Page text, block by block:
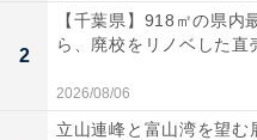
洗顔は大切です。ただし
たり、誤った洗顔をする
ってしまう原因にもなり
にし、洗顔料をしっかり
2
【千葉県】918㎡の県内
ら、廃校をリノベした直
2026/08/06
立山連峰と富山湾を望